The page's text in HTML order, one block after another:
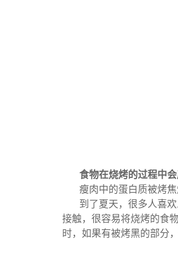
食物在烧烤的过程中会
瘦肉中的蛋白质被烤
到了夏天，很多人喜
接触，很容易将烧烤的食
时，如果有被烤黑的部分